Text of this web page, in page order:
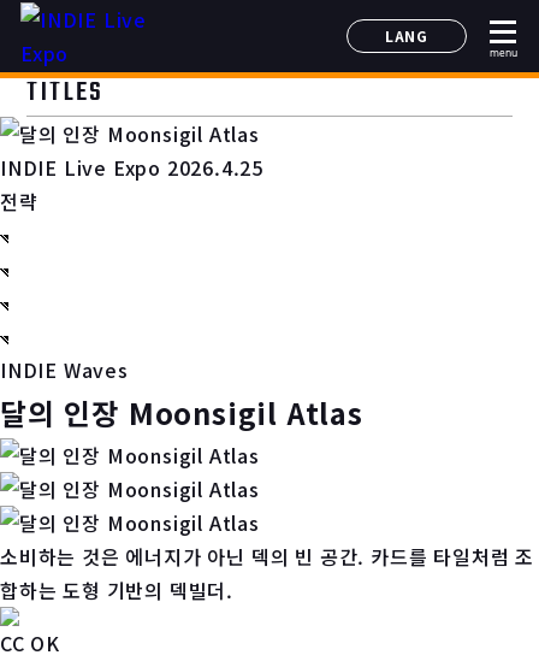
LANG
日本語
menu
TITLES
INDIE Live Expo 2026.4.25
전략
INDIE Waves
달의 인장 Moonsigil Atlas
소비하는 것은 에너지가 아닌 덱의 빈 공간. 카드를 타일처럼 조
합하는 도형 기반의 덱빌더.
CC OK